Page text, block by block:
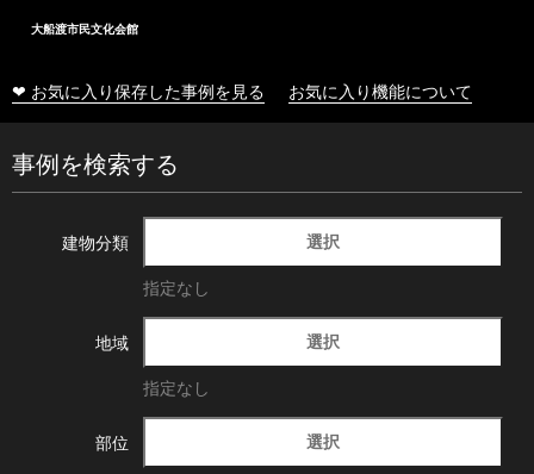
大船渡市民文化会館
❤ お気に入り保存した事例を見る お気に入り機能について
事例を検索する
建物分類 選択
指定なし
地域 選択
指定なし
部位 選択